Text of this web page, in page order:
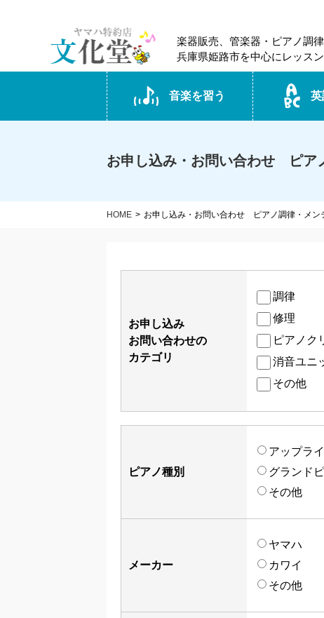
楽器販売、管楽器・ピアノ調
兵庫県姫路市を中心にレッス
音楽を習う 英
お申し込み・お問い合わせ ピア
HOME お申し込み・お問い合わせ ピアノ調律・メン
お申し込み
お問い合わせの
カテゴリ
調律
修理
ピアノク
消音ユニ
その他
ピアノ種別
アップラ
グランド
その他
メーカー
ヤマハ
カワイ
その他